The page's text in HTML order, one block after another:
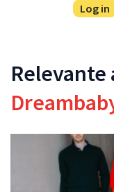
Log in